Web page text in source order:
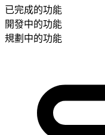
已完成的功能
開發中的功能
規劃中的功能